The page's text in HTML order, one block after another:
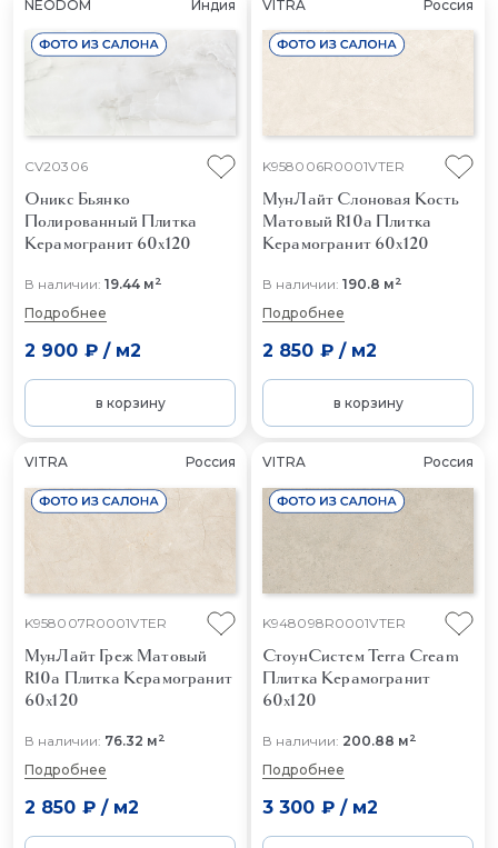
NEODOM Индия
CV20306
Оникс Бьянко
Полированный Плитка
Керамогранит 60x120
В наличии: 19.44 м2
Подробнее
2 900 ₽/ м2
в корзину
VITRA Россия
K958006R0001VTER
МунЛайт Слоновая Кость
Матовый R10a Плитка
Керамогранит 60x120
В наличии: 190.8 м2
Подробнее
2 850 ₽/ м2
в корзину
VITRA Россия
K958007R0001VTER
МунЛайт Греж Матовый
R10a Плитка Керамогранит
60x120
В наличии: 76.32 м2
Подробнее
2 850 ₽/ м2
VITRA Россия
K948098R0001VTER
СтоунСистем Terra Cream
Плитка Керамогранит
60x120
В наличии: 200.88 м2
Подробнее
3 300 ₽/ м2